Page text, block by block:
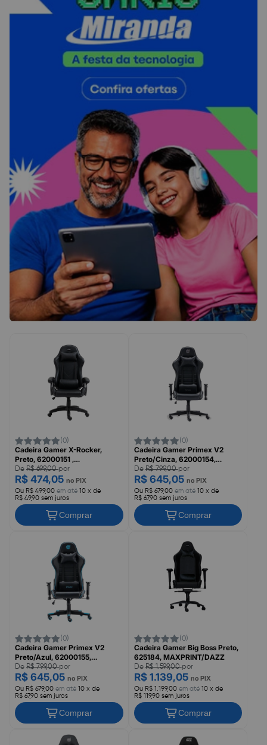
(0)
Cadeira Gamer X-Rocker,
Preto, 62000151 ,
MAXPRINT/DAZZ
De R$ 699,00por
R$ 474,05 no PIX
Ou R$ 499,00 em até 10 x de
R$ 49,90 sem juros
Comprar
(0)
Cadeira Gamer Primex V2
Preto/Cinza, 62000154,
MAXPRINT/DAZZ
DeR$ 799,00por
R$ 645,05 no PIX
Ou R$ 679,00em até 10 x de
R$ 67,90 sem juros
Comprar
(0)
Cadeira Gamer Primex V2
Preto/Azul, 62000155,
MAXPRINT/DAZZ
De R$ 799,00por
R$ 645,05 no PIX
Ou R$ 679,00 em até 10 x de
R$ 67,90 sem juros
Comprar
(0)
Cadeira Gamer Big Boss Preto,
625184, MAXPRINT/DAZZ
DeR$ 1.599,00por
R$ 1.139,05 no PIX
Ou R$ 1.199,00em até 10 x de
R$ 119,90 sem juros
Comprar